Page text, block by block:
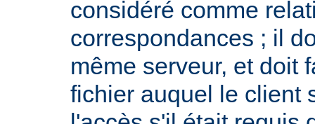
considéré comme
correspondances ; il
même serveur, et doit
fichier auquel le client